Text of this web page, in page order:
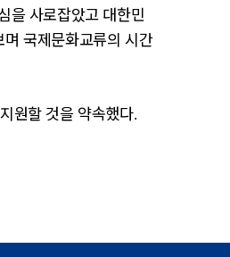
을 사로잡았고 대한민
국제문화교류의 시간
원할 것을 약속했다.